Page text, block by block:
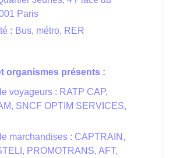
Paris
: Bus, métro, RER
organismes présents :
voyageurs : RATP CAP,
SNCF OPTIM SERVICES,
marchandises : CAPTRAIN,
PROMOTRANS, AFT,